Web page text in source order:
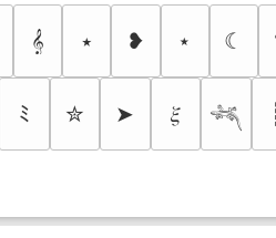
𝄞 ⭑ ❥ ⋆ ☾
ﾐ ✮ ➤ 𝜉 𓆈 ┊